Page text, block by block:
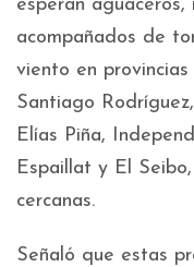
esperan
acompañados de
viento en
Santiago
Elías Piña,
Espaillat y El
cercanas.
Señaló que estas